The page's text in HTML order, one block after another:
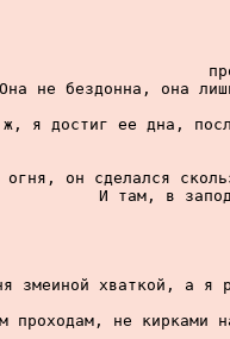
не бездонна, она
ж, я достиг ее дна,
огня, он сделался
И там, в
змеиной хваткой, а я
проходам, не кирками